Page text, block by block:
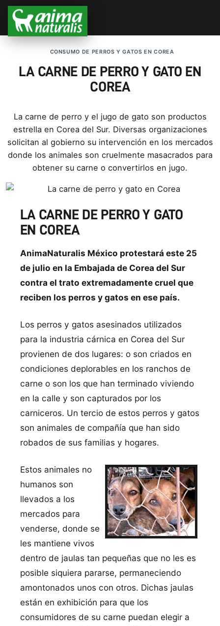
CONSUMO DE PERROS Y GATOS EN COREA
LA CARNE DE PERRO Y GATO EN
COREA
La carne de perro y el jugo de gato son productos
estrella en Corea del Sur. Diversas organizaciones
solicitan al gobierno su intervención en los mercados
donde los animales son cruelmente masacrados para
obtener su carne o convertirlos en jugo.
LA CARNE DE PERRO Y GATO
EN COREA
AnimaNaturalis México protestará este 25
de julio en la Embajada de Corea del Sur
contra el trato extremadamente cruel que
reciben los perros y gatos en ese paí­s.
Los perros y gatos asesinados utilizados
para la industria cárnica en Corea del Sur
provienen de dos lugares: o son criados en
condiciones deplorables en los ranchos de
carne o son los que han terminado viviendo
en la calle y son capturados por los
carniceros. Un tercio de estos perros y gatos
son animales de compañí­a que han sido
robados de sus familias y hogares.
Estos animales no
humanos son
llevados a los
mercados para
venderse, donde se
les mantiene vivos
dentro de jaulas tan pequeñas que no les es
posible siquiera pararse, permaneciendo
amontonados unos con otros. Dichas jaulas
están en exhibición para que los
consumidores de su carne puedan elegir a